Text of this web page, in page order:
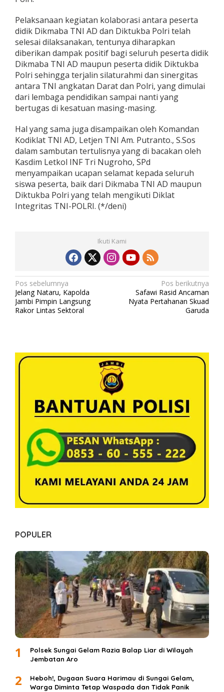
Pelaksanaan kegiatan kolaborasi antara peserta
didik Dikmaba TNI AD dan Diktukba Polri telah
selesai dilaksanakan, tentunya diharapkan
diberikan dampak positif bagi seluruh peserta didik
Dikmaba TNI AD maupun peserta didik Diktukba
Polri sehingga terjalin silaturahmi dan sinergitas
antara TNI angkatan Darat dan Polri, yang dimulai
dari lembaga pendidikan sampai nanti yang
bertugas di kesatuan masing-masing.
Hal yang sama juga disampaikan oleh Komandan
Kodiklat TNI AD, Letjen TNI Am. Putranto., S.Sos
dalam sambutan tertulisnya yang di bacakan oleh
Kasdim Letkol INF Tri Nugroho, SPd
menyampaikan ucapan selamat kepada seluruh
siswa peserta, baik dari Dikmaba TNI AD maupun
Diktukba Polri yang telah mengikuti Diklat
Integritas TNI-POLRI. (*/deni)
Ikuti Kami
N
a
v
a
s
Pos sebelumnya
Jelang Nataru, Kapolda
Jambi Pimpin Langsung
Rakor Lintas Sektoral
Pos berikutnya
Safawi Rasid Ancaman
Nyata Pertahanan Skuad
Garuda
POPULER
1
Polsek Sungai Gelam Razia Balap Liar di Wilayah
Jembatan Aro
2
Heboh!, Dugaan Suara Harimau di Sungai Gelam,
Warga Diminta Tetap Waspada dan Tidak Panik